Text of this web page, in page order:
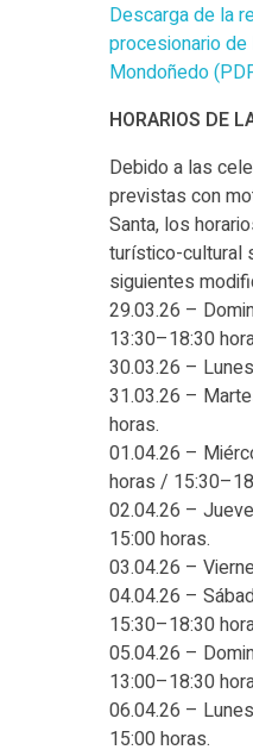
Descarga de la
procesionario de
Mondoñedo
HORARIOS DE
Debido a las
previstas con
Santa, los
turístico-cultural
siguientes
29.03.26 –
13:30–18:30
30.03.26 –
31.03.26 –
horas.
01.04.26 –
horas /
02.04.26 –
15:00 horas.
03.04.26 –
04.04.26 –
15:30–18:30
05.04.26 –
13:00–18:30
06.04.26 –
15:00 horas.